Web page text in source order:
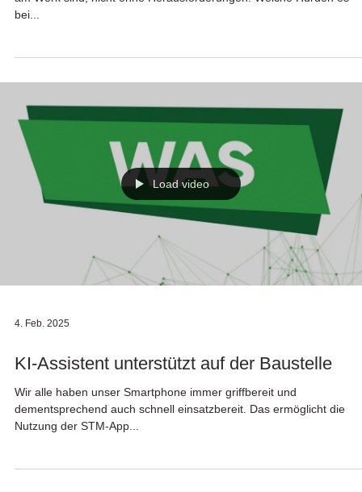
bei...
Load video
4. Feb. 2025
KI-Assistent unterstützt auf der Baustelle
Wir alle haben unser Smartphone immer griffbereit und
dementsprechend auch schnell einsatzbereit. Das ermöglicht die
Nutzung der STM-App...